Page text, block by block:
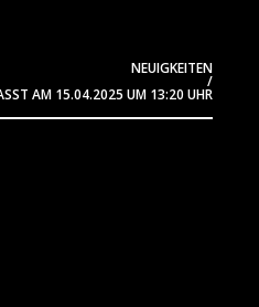
NEUIGKEITEN
/
AM 15.04.2025 UM 13:20 UHR